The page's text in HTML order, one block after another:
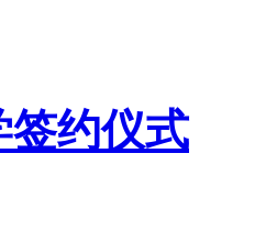
签约仪式